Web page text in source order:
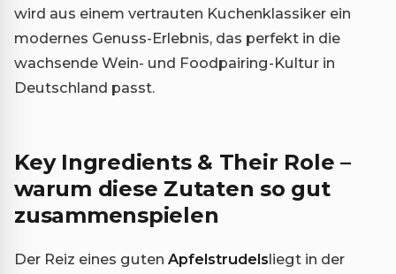
wird aus einem vertrauten Kuchenklassiker ein
modernes Genuss-Erlebnis, das perfekt in die
wachsende Wein- und Foodpairing-Kultur in
Deutschland passt.
Key Ingredients & Their Role –
warum diese Zutaten so gut
zusammenspielen
Der Reiz eines guten Apfelstrudelsliegt in der